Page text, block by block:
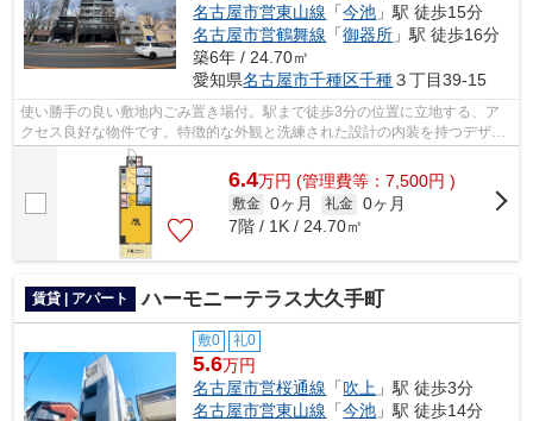
名古屋市営東山線 「今池 」駅 徒歩15分
名古屋市営鶴舞線 「御器所 」駅 徒歩16分
築6年 / 24.70㎡
愛知県名古屋市千種区千種３丁目39-15
使い勝手の良い敷地内ごみ置き場付。駅まで徒歩3分の位置に立地する、ア
クセス良好な物件です。特徴的な外観と洗練された設計の内装を持つデザイ
ナーズ。当社イチオシの物件の「IARIM...
6.4万円 (管理費等：7,500円 )
敷金 0ヶ月 礼金 0ヶ月
7階 / 1K / 24.70㎡
賃貸 | アパート ハーモニーテラス大久手町
敷0 礼0
5.6万円
名古屋市営桜通線 「吹上 」駅 徒歩3分
名古屋市営東山線 「今池 」駅 徒歩14分